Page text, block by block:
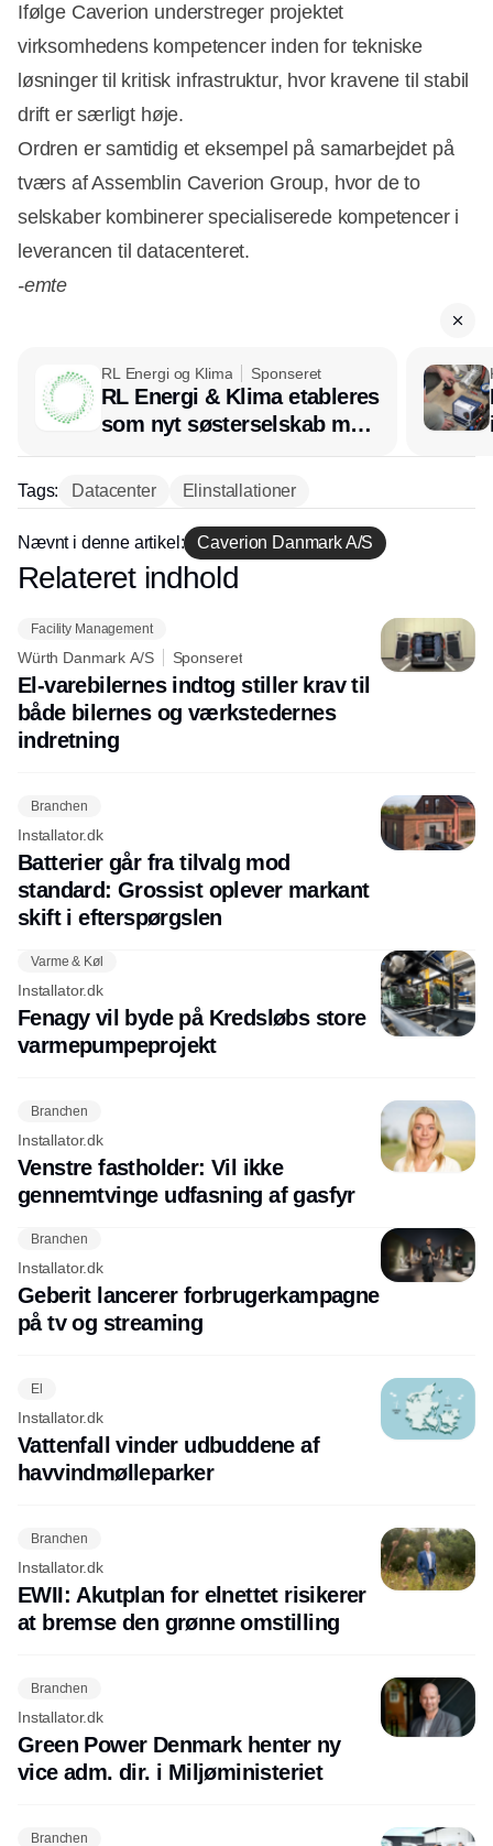
Ifølge Caverion understreger projektet
virksomhedens kompetencer inden for tekniske
løsninger til kritisk infrastruktur, hvor kravene til stabil
drift er særligt høje.
Ordren er samtidig et eksempel på samarbejdet på
tværs af Assemblin Caverion Group, hvor de to
selskaber kombinerer specialiserede kompetencer i
leverancen til datacenteret.
-emte
RL Energi og Klima Sponseret
RL Energi & Klima etableres
som nyt søsterselskab med
afsæt i RL Ventilation
Tags: Datacenter Elinstallationer
Nævnt i denne artikel: Caverion Danmark A/S
Annonce
Relateret indhold
Facility Management
Würth Danmark A/S Sponseret
El-varebilernes indtog stiller krav til
både bilernes og værkstedernes
indretning
Branchen
Installator.dk
Batterier går fra tilvalg mod
standard: Grossist oplever markant
skift i efterspørgslen
Varme & Køl
Installator.dk
Fenagy vil byde på Kredsløbs store
varmepumpeprojekt
Branchen
Installator.dk
Venstre fastholder: Vil ikke
gennemtvinge udfasning af gasfyr
Branchen
Installator.dk
Geberit lancerer forbrugerkampagne
på tv og streaming
El
Installator.dk
Vattenfall vinder udbuddene af
havvindmølleparker
Branchen
Installator.dk
EWII: Akutplan for elnettet risikerer
at bremse den grønne omstilling
Branchen
Installator.dk
Green Power Denmark henter ny
vice adm. dir. i Miljøministeriet
Branchen